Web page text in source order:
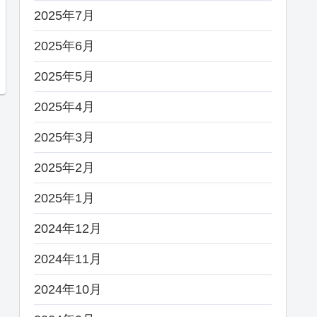
2025年7月
2025年6月
2025年5月
2025年4月
2025年3月
2025年2月
2025年1月
2024年12月
2024年11月
2024年10月